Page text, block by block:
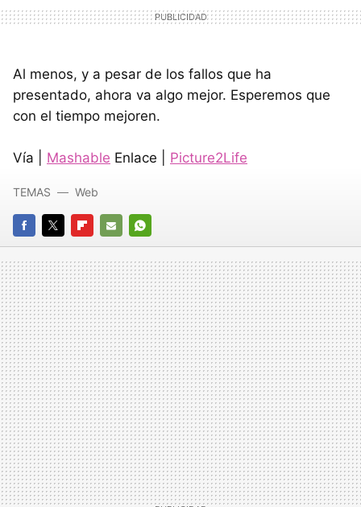
Al menos, y a pesar de los fallos que ha
presentado, ahora va algo mejor. Esperemos que
con el tiempo mejoren.
Vía | Mashable Enlace | Picture2Life
FACEBOOK
TWITTERFLIPBOARD
E-
MAIL
WHATSAPP
TEMAS Web